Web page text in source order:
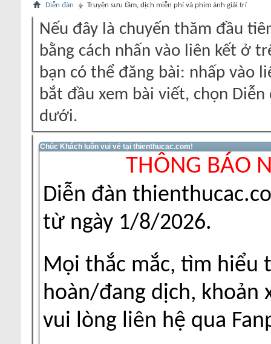
Diễn đàn Truyện sưu tầm, dịch miễn phí và phim ảnh giải trí
Nếu đây là chuyến thăm đầu
bằng cách nhấn vào liên kết ở
bạn có thể đăng bài: nhấp vào
bắt đầu xem bài viết, chọn
dưới.
Chúc Khách luôn vui vẻ tại thienthucac.com!
THÔNG BÁO
Diễn đàn
từ ngày 1/8/2026.
Mọi thắc mắc, tìm hiểu
hoàn/đang dịch, khoản
vui lòng liên hệ qua